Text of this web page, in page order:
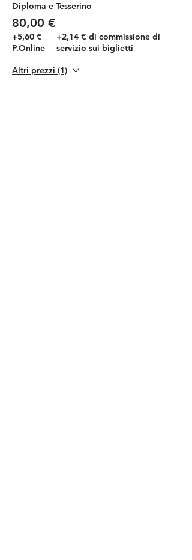
Diploma e Tesserino
80,00 €
+5,60 €
P.Online
+2,14 € di commissione di
servizio sui biglietti
Altri prezzi (1)